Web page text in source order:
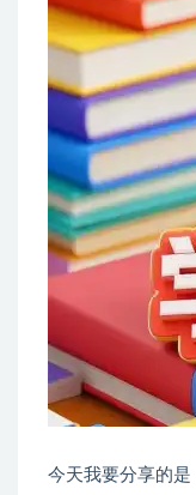
今天我要分享的